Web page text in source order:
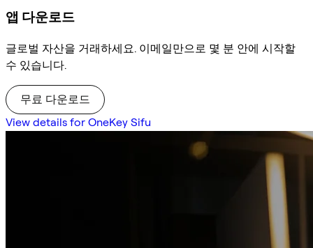
앱 다운로드
글로벌 자산을 거래하세요. 이메일만으로 몇 분 안에 시작할
수 있습니다.
무료 다운로드
View details for OneKey Sifu